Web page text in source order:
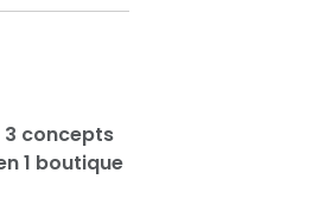
3 concepts
1 boutique